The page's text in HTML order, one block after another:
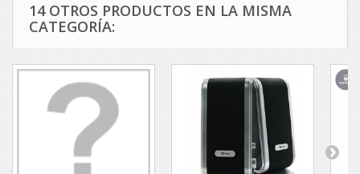
14 OTROS PRODUCTOS EN LA MISMA
CATEGORÍA: